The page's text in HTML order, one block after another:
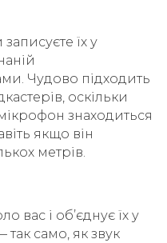
їх у
Чудово підходить
оскільки
знаходиться
якщо він
метрів.
вас і об’єднує їх у
так само, як звук